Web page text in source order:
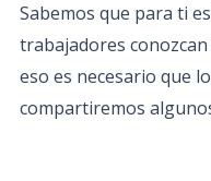
Sabemos que para ti
trabajadores
eso es necesario que
compartiremos